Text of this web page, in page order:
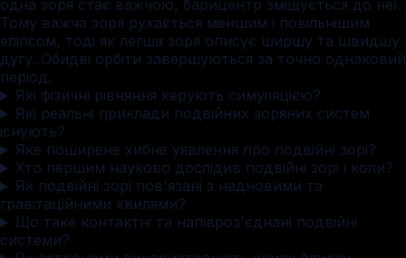
одна зоря стає важчою, барицентр зміщується до неї.
Тому важча зоря рухається меншим і повільнішим
еліпсом, тоді як легша зоря описує ширшу та швидшу
дугу. Обидві орбіти завершуються за точно однаковий
період.
Які фізичні рівняння керують симуляцією?
Які реальні приклади подвійних зоряних систем
існують?
Яке поширене хибне уявлення про подвійні зорі?
Хто першим науково дослідив подвійні зорі і коли?
Як подвійні зорі пов'язані з наднoвими та
гравітаційними хвилями?
Що таке контактні та напівроз'єднані подвійні
системи?